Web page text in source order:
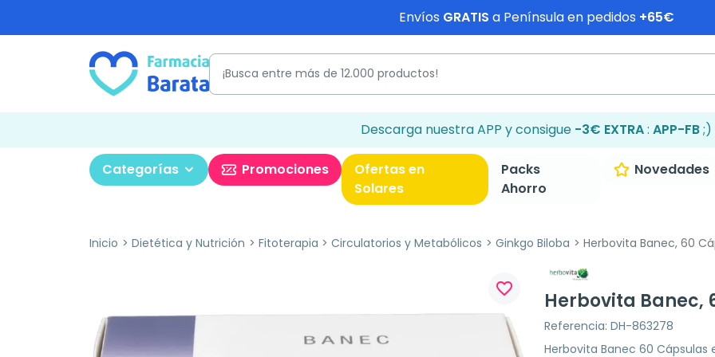
Envíos GRATIS a Península en pedidos +65€
Descarga nuestra APP y consigue -3€ EXTRA: APP-FB;)
Categorías Promociones
Ofertas en
Solares
Packs
Ahorro
Novedades
Inicio Dietética y Nutrición Fitoterapia Circulatorios y Metabólicos Ginkgo Biloba Herbovita Banec, 60
favorite_border
Herbovita Banec,
Referencia: DH-863278
Herbovita Banec 60